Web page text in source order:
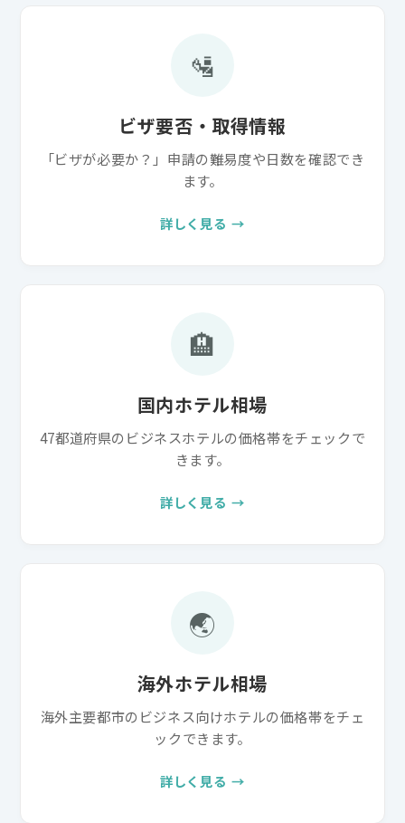
ビザ要否・取得情報
「ビザが必要か？」申請の難易度や日数を確認でき
ます。
詳しく見る
国内ホテル相場
47都道府県のビジネスホテルの価格帯をチェックで
きます。
詳しく見る
海外ホテル相場
海外主要都市のビジネス向けホテルの価格帯をチェ
ックできます。
詳しく見る